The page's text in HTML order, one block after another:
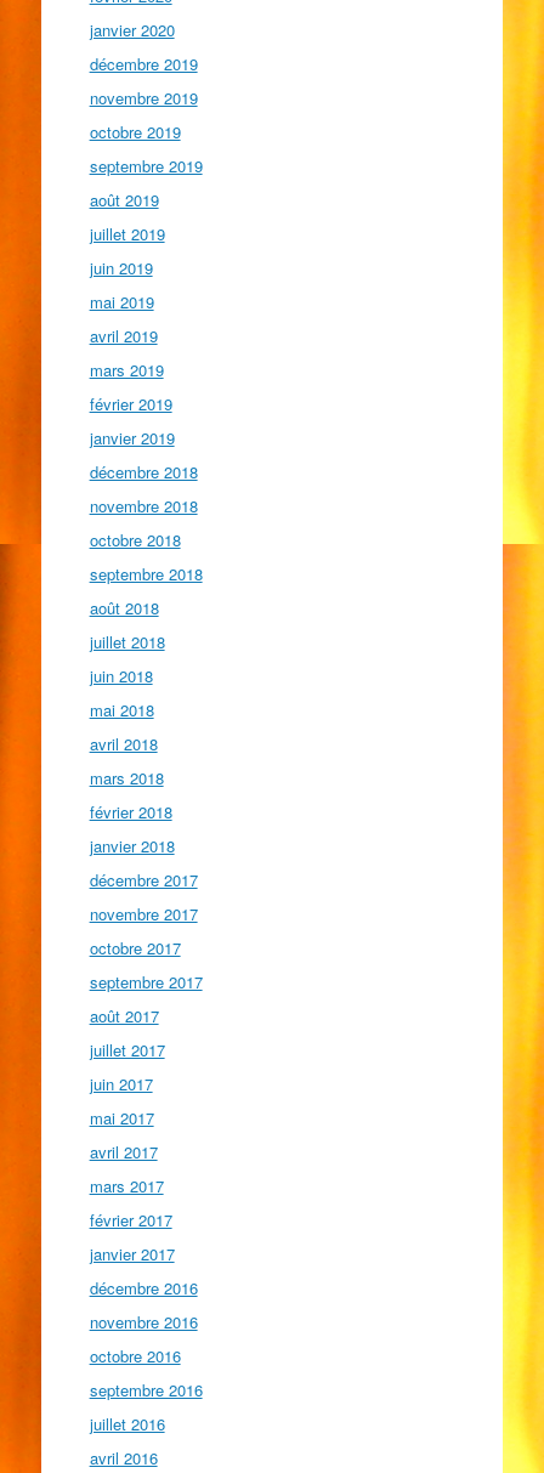
janvier 2020
décembre 2019
novembre 2019
octobre 2019
septembre 2019
août 2019
juillet 2019
juin 2019
mai 2019
avril 2019
mars 2019
février 2019
janvier 2019
décembre 2018
novembre 2018
octobre 2018
septembre 2018
août 2018
juillet 2018
juin 2018
mai 2018
avril 2018
mars 2018
février 2018
janvier 2018
décembre 2017
novembre 2017
octobre 2017
septembre 2017
août 2017
juillet 2017
juin 2017
mai 2017
avril 2017
mars 2017
février 2017
janvier 2017
décembre 2016
novembre 2016
octobre 2016
septembre 2016
juillet 2016
avril 2016